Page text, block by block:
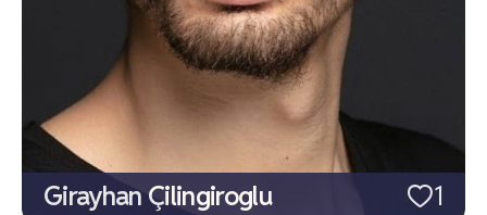
1
Girayhan Çilingiroglu